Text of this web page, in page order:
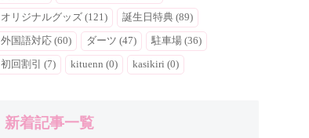
オリジナルグッズ (121) 誕生日特典 (89)
外国語対応 (60) ダーツ (47) 駐車場 (36)
初回割引 (7) kituenn (0) kasikiri (0)
新着記事一覧